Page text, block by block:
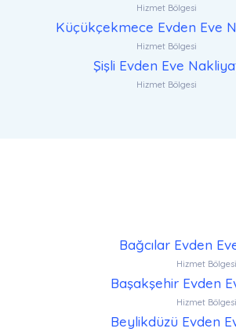
Hizmet Bölgesi
Küçükçekmece Evden Eve
Hizmet Bölgesi
Şişli Evden Eve
Hizmet Bölgesi
Bağcılar Evden
Hizmet Bölgesi
Başakşehir Evden
Hizmet Bölgesi
Beylikdüzü Evden